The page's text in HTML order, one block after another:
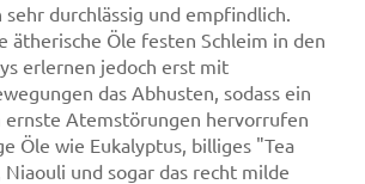
sehr durchlässig und empfindlich.
ätherische Öle festen Schleim in den
erlernen jedoch erst mit
das Abhusten, sodass ein
ernste Atemstörungen hervorrufen
Öle wie Eukalyptus, billiges "Tea
Niaouli und sogar das recht milde